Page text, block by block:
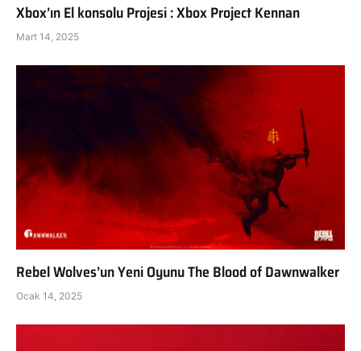
Xbox’ın El konsolu Projesi : Xbox Project Kennan
Mart 14, 2025
Rebel Wolves’un Yeni Oyunu The Blood of Dawnwalker
Ocak 14, 2025